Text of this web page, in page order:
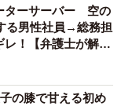
未加入の20歳未
により、1級およ
ターサーバー 空の
る男性社員→総務担
レ！【弁護士が解
の膝で甘える初め